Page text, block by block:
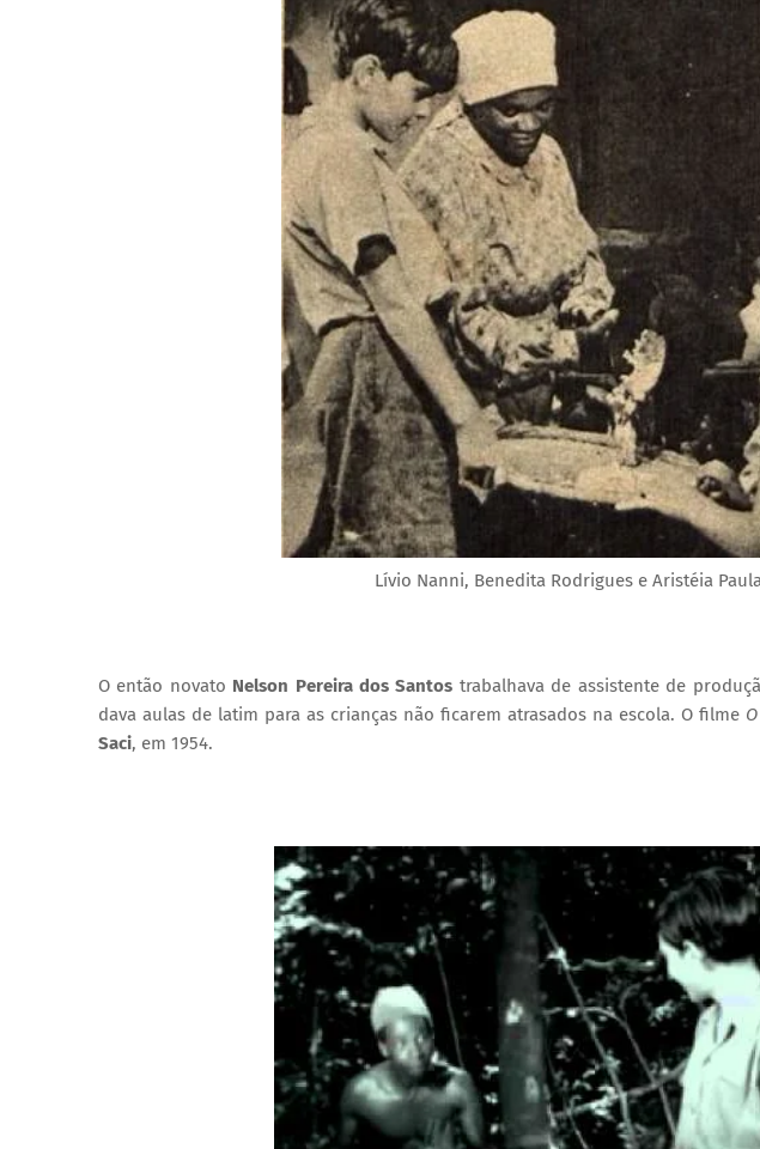
Lívio Nanni, Benedita Rodrigues e Aristéia
O então novato Nelson Pereira dos Santos trabalhava de assistente de
dava aulas de latim para as crianças não ficarem atrasados na escola. O filme
Saci, em 1954.